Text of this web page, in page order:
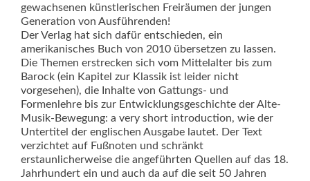
gewachsenen künstlerischen Freiräumen der jungen
Generation von Ausführenden!
Der Verlag hat sich dafür entschieden, ein
amerikanisches Buch von 2010 übersetzen zu lassen.
Die Themen erstrecken sich vom Mittelalter bis zum
Barock (ein Kapitel zur Klassik ist leider nicht
vorgesehen), die Inhalte von Gattungs- und
Formenlehre bis zur Entwicklungsgeschichte der Alte-
Musik-Bewegung: a very short introduction, wie der
Untertitel der englischen Ausgabe lautet. Der Text
verzichtet auf Fußnoten und schränkt
erstaunlicherweise die angeführten Quellen auf das 18.
Jahrhundert ein und auch da auf die seit 50 Jahren